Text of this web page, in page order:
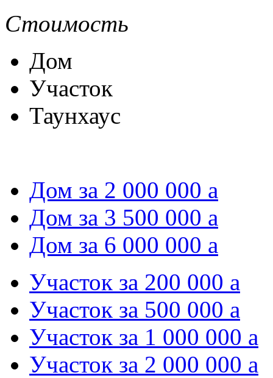
Стоимость
Дом
Участок
Таунхаус
Дом за 2 000 000 a
Дом за 3 500 000 a
Дом за 6 000 000 a
Участок за 200 000 a
Участок за 500 000 a
Участок за 1 000 000 a
Участок за 2 000 000 a